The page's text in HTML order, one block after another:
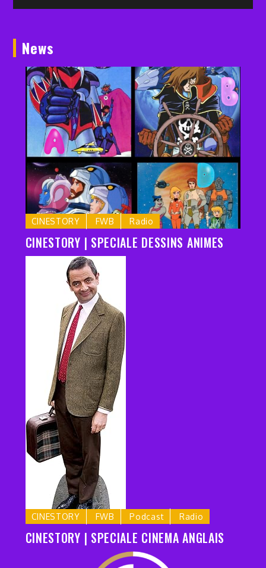
News
CINESTORY FWB Radio
CINESTORY | SPECIALE DESSINS ANIMES
CINESTORY FWB Podcast Radio
CINESTORY | SPECIALE CINEMA ANGLAIS